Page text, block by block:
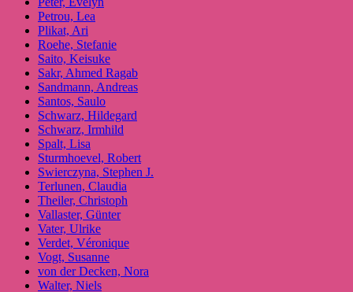
Petrou, Lea
Plikat, Ari
Roehe, Stefanie
Saito, Keisuke
Sakr, Ahmed Ragab
Sandmann, Andreas
Santos, Saulo
Schwarz, Hildegard
Schwarz, Irmhild
Spalt, Lisa
Sturmhoevel, Robert
Swierczyna, Stephen J.
Terlunen, Claudia
Theiler, Christoph
Vallaster, Günter
Vater, Ulrike
Verdet, Véronique
Vogt, Susanne
von der Decken, Nora
Walter, Niels